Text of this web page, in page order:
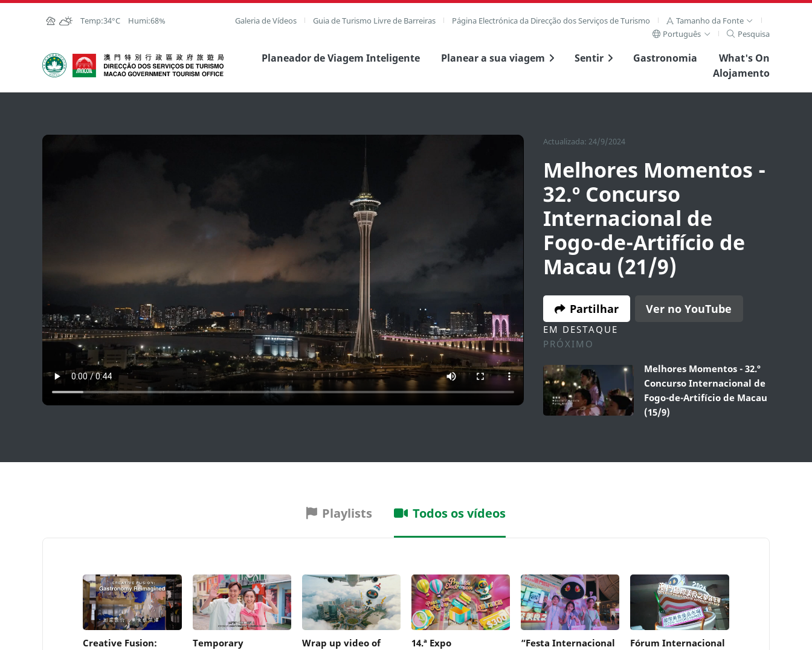
Ir para o conteúdo principal
Temp:34°C Humi:68% Galeria de Vídeos Guia de Turismo Livre de Barreiras Página Electrónica da Direcção dos Serviços de Turismo
Tamanho da Fonte
Português
Pesquisa
Direcção dos Serviços de Turismo Planeador de Viagem Inteligente Planear a sua viagem Sentir Gastronomia
What's On
Alojamento
Actualizada: 24/9/2024
Melhores Momentos -
32.º Concurso
Internacional de
Fogo-de-Artifício de
Macau (21/9)
Partilhar Ver no YouTube
EM DESTAQUE
PRÓXIMO
Melhores Momentos - 32.º
Concurso Internacional de
Fogo-de-Artifício de Macau
(15/9)
Playlists Todos os vídeos
Creative Fusion:
Temporary
Wrap up video of
14.ª Expo
“Festa Internacional
Fórum Internacional